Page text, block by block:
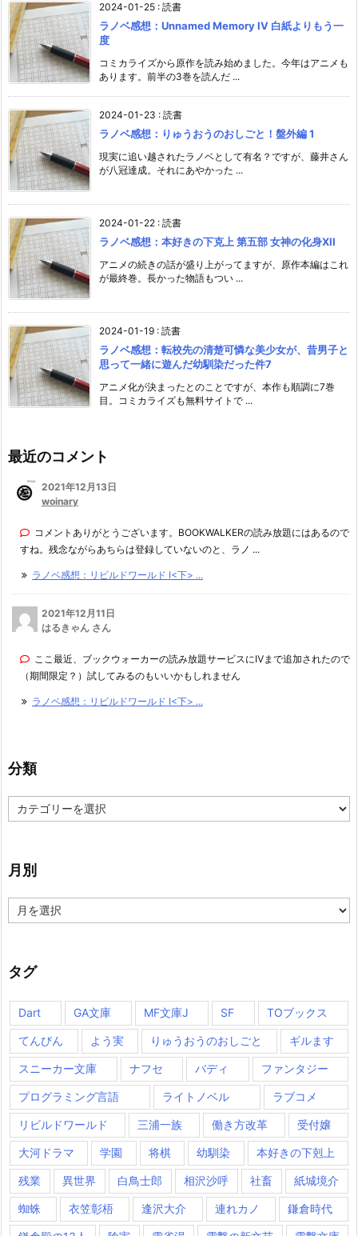
2024-01-25 : 読書
ラノベ感想：Unnamed Memory IV 白紙よりもう一
度
コミカライズから原作を読み始めました。今年はアニメも
あります。前半の3巻を読んだ ...
2024-01-23 : 読書
ラノベ感想：りゅうおうのおしごと！盤外編 1
現実に追い越されたラノベとして有名？ですが、藤井さん
が八冠達成。それにあやかった ...
2024-01-22 : 読書
ラノベ感想：本好きの下克上 第五部 女神の化身XII
アニメの続きの話が盛り上がってますが、原作本編はこれ
が最終巻。長かった物語もつい ...
2024-01-19 : 読書
ラノベ感想：転校先の清楚可憐な美少女が、昔男子と
思って一緒に遊んだ幼馴染だった件7
アニメ化が決まったとのことですが、本作も順調に7巻
目。コミカライズも無料サイトで ...
最近のコメント
2021年12月13日
woinary
コメントありがとうございます。BOOKWALKERの読み放題にはあるので
すね。残念ながらあちらは登録していないのと、ラノ ...
ラノベ感想：リビルドワールド I<下> ...
2021年12月11日
はるきゃん さん
ここ最近、ブックウォーカーの読み放題サービスにⅣまで追加されたので
（期間限定？）試してみるのもいいかもしれません
ラノベ感想：リビルドワールド I<下> ...
分類
類
月別
別
タグ
Dart GA文庫 MF文庫J SF TOブックス
てんびん よう実 りゅうおうのおしごと ギルます
スニーカー文庫 ナフセ バディ ファンタジー
プログラミング言語 ライトノベル ラブコメ
リビルドワールド 三浦一族 働き方改革 受付嬢
大河ドラマ 学園 将棋 幼馴染 本好きの下剋上
残業 異世界 白鳥士郎 相沢沙呼 社畜 紙城境介
蜘蛛 衣笠彰梧 逢沢大介 連れカノ 鎌倉時代